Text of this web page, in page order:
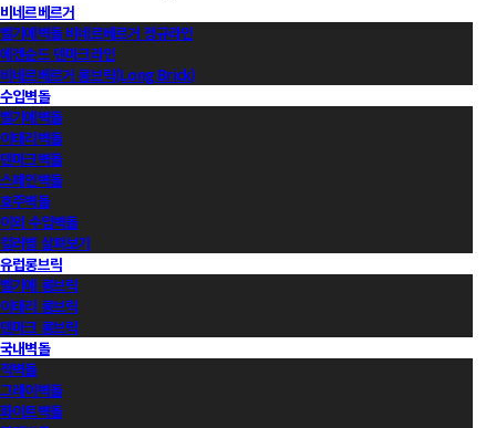
비네르베르거
벨기에벽돌 비네르베르거 정규라인
에겐순드 덴마크라인
비네르베르거 롱브릭(Long Brick)
수입벽돌
벨기에벽돌
이태리벽돌
덴마크벽돌
스페인벽돌
호주벽돌
이외 수입벽돌
컬러별 살펴보기
유럽롱브릭
벨기에 롱브릭
이태리 롱브릭
덴마크 롱브릭
국내벽돌
적벽돌
그레이벽돌
화이트벽돌